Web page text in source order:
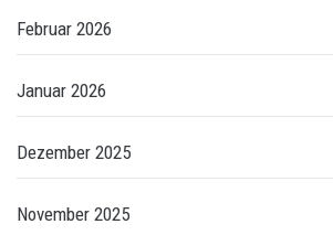
Februar 2026
Januar 2026
Dezember 2025
November 2025